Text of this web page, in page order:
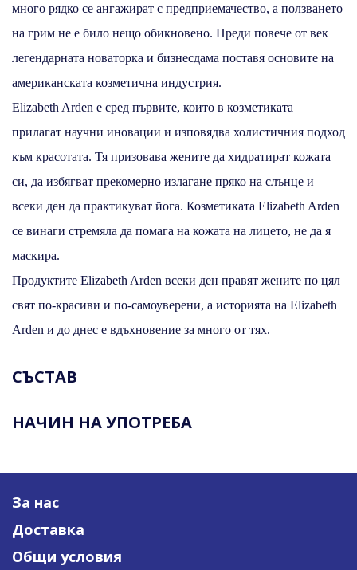
много рядко се ангажират с предприемачество, а ползването
на грим не е било нещо обикновено. Преди повече от век
легендарната новаторка и бизнесдама поставя основите на
американската козметична индустрия.
Elizabeth Arden е сред първите, които в козметиката
прилагат научни иновации и изповядва холистичния подход
към красотата. Тя призовава жените да хидратират кожата
си, да избягват прекомерно излагане пряко на слънце и
всеки ден да практикуват йога. Козметиката Elizabeth Arden
се винаги стремяла да помага на кожата на лицето, не да я
маскира.
Продуктите Elizabeth Arden всеки ден правят жените по цял
свят по-красиви и по-самоуверени, а историята на Elizabeth
Arden и до днес е вдъхновение за много от тях.
СЪСТАВ
НАЧИН НА УПОТРЕБА
За нас
Доставка
Общи условия